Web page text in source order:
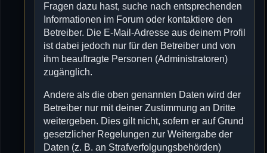
Fragen dazu hast, suche nach entsprechenden
Informationen im Forum oder kontaktiere den
Betreiber. Die E-Mail-Adresse aus deinem Profil
ist dabei jedoch nur für den Betreiber und von
ihm beauftragte Personen (Administratoren)
zugänglich.
Andere als die oben genannten Daten wird der
Betreiber nur mit deiner Zustimmung an Dritte
weitergeben. Dies gilt nicht, sofern er auf Grund
gesetzlicher Regelungen zur Weitergabe der
Daten (z. B. an Strafverfolgungsbehörden)